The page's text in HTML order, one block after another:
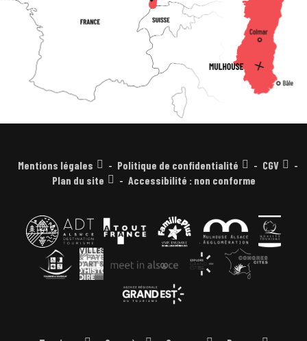
Mentions légales Politique de confidentialité
CGV
Plan du site
Accessibilité : non conforme